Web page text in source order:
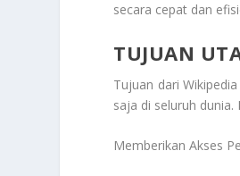
secara cepat dan
TUJUAN
Tujuan dari
saja di seluruh dunia.
Memberikan Akses